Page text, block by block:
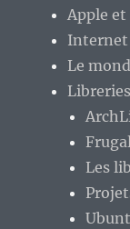
Apple
Internet
Le
Libreries
Les